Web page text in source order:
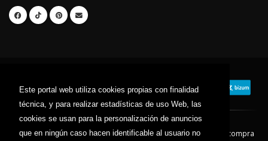
Este portal web utiliza cookies propias con finalidad
técnica, y para realizar estadísticas de uso Web, las
cookies se usan para la personalización de anuncios
que en ningún caso hacen identificable al usuario no
Contacto Aviso Legal Condiciones de compra